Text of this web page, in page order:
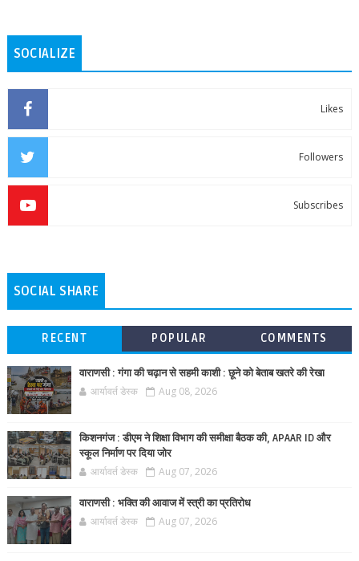
SOCIALIZE
Likes
Followers
Subscribes
SOCIAL SHARE
RECENT POPULAR COMMENTS
वाराणसी : गंगा की चढ़ान से सहमी काशी : छूने को बेताब खतरे की रेखा
आर्यावर्त डेस्क Aug 08, 2026
किशनगंज : डीएम ने शिक्षा विभाग की समीक्षा बैठक की, APAAR ID और
स्कूल निर्माण पर दिया जोर
आर्यावर्त डेस्क Aug 07, 2026
वाराणसी : भक्ति की आवाज में स्त्री का प्रतिरोध
आर्यावर्त डेस्क Aug 07, 2026